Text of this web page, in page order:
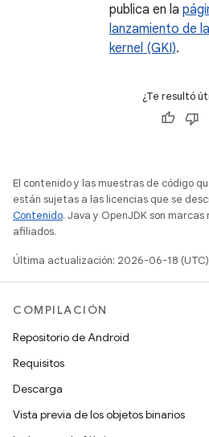
publica en la
lanzamiento de
kernel (GKI).
¿Te resultó
El contenido y las muestras de código
están sujetas a las licencias que se
Contenido. Java y OpenJDK son
afiliados.
Última actualización: 2026-06-18 (UTC)
COMPILACIÓN
Repositorio de Android
Requisitos
Descarga
Vista previa de los objetos binarios